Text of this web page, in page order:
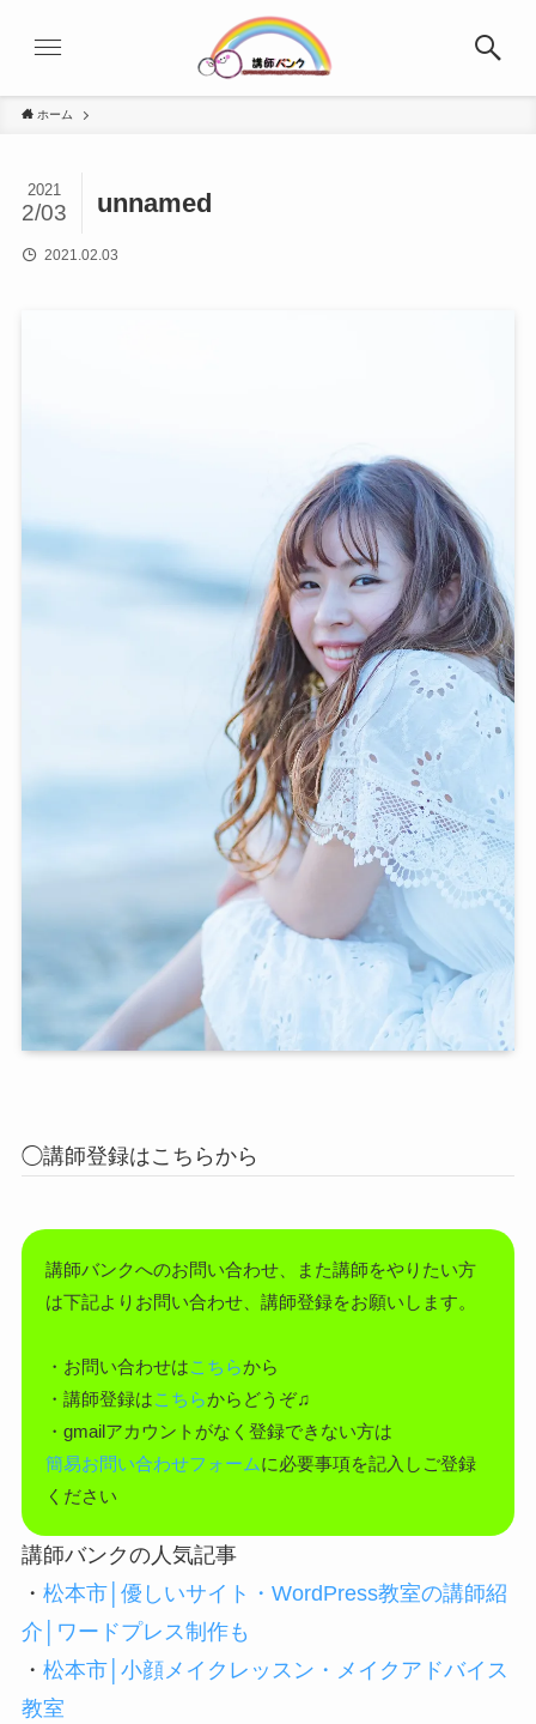
ホーム
unnamed
2021
2/03
2021.02.03
◯講師登録はこちらから
講師バンクへのお問い合わせ、また講師をやりたい方
は下記よりお問い合わせ、講師登録をお願いします。
・お問い合わせはこちらから
・講師登録はこちらからどうぞ♫
・gmailアカウントがなく登録できない方は
簡易お問い合わせフォームに必要事項を記入しご登録
ください
講師バンクの人気記事
・ 松本市│優しいサイト・WordPress教室の講師紹
介│ワードプレス制作も
・ 松本市│小顔メイクレッスン・メイクアドバイス
教室